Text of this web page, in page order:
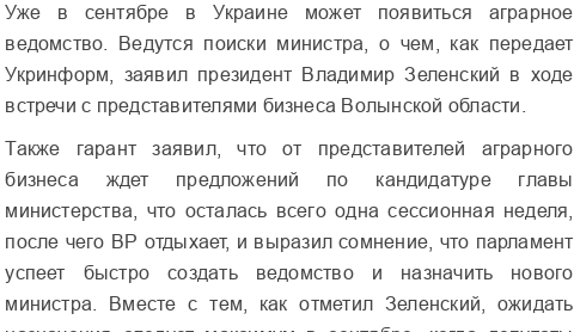
Уже в сентябре в Украине может появиться аграрное
ведомство. Ведутся поиски министра, о чем, как передает
Укринформ, заявил президент Владимир Зеленский в ходе
встречи с представителями бизнеса Волынской области.
Также гарант заявил, что от представителей аграрного
бизнеса ждет предложений по кандидатуре главы
министерства, что осталась всего одна сессионная неделя,
после чего ВР отдыхает, и выразил сомнение, что парламент
успеет быстро создать ведомство и назначить нового
министра. Вместе с тем, как отметил Зеленский, ожидать